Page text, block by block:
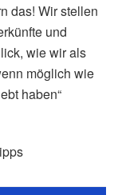
das! Wir stellen
und
wie wir als
möglich wie
haben“